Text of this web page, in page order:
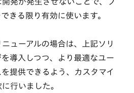
発が発生させないことで、プ
きる限り有効に使います。
ューアルの場合は、上記ソリ
導入しつつ、より最適なユー
提供できるよう、カスタマイ
行いました。